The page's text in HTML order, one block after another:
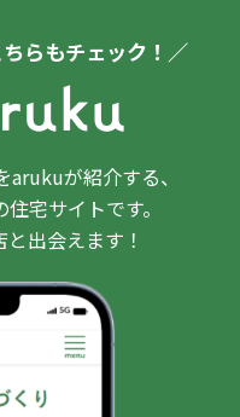
らもチェック！／
が紹介する、
宅サイトです。
出会えます！